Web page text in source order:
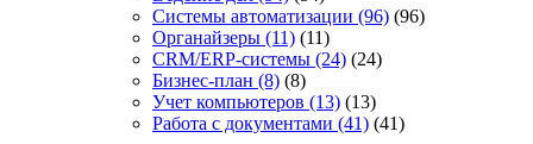
Системы автоматизации (96) (96)
Органайзеры (11) (11)
CRM/ERP-системы (24) (24)
Бизнес-план (8) (8)
Учет компьютеров (13) (13)
Работа с документами (41) (41)